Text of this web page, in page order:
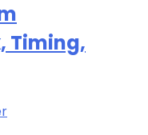
Timing,